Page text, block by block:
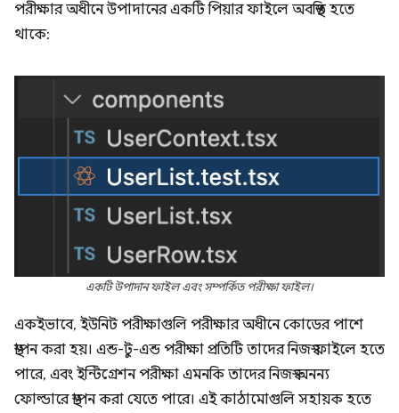
পরীক্ষার অধীনে উপাদানের একটি পিয়ার ফাইলে অবস্থিত হতে
থাকে:
একটি উপাদান ফাইল এবং সম্পর্কিত পরীক্ষা ফাইল।
একইভাবে, ইউনিট পরীক্ষাগুলি পরীক্ষার অধীনে কোডের পাশে
স্থাপন করা হয়। এন্ড-টু-এন্ড পরীক্ষা প্রতিটি তাদের নিজস্ব ফাইলে হতে
পারে, এবং ইন্টিগ্রেশন পরীক্ষা এমনকি তাদের নিজস্ব অনন্য
ফোল্ডারে স্থাপন করা যেতে পারে। এই কাঠামোগুলি সহায়ক হতে